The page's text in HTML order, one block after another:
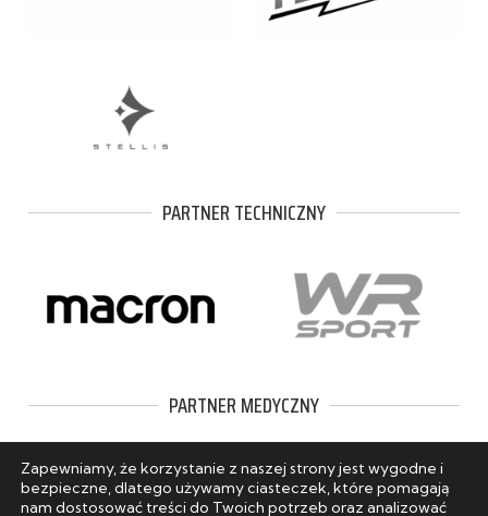
PARTNER TECHNICZNY
PARTNER MEDYCZNY
Zapewniamy, że korzystanie z naszej strony jest wygodne i
bezpieczne, dlatego używamy ciasteczek, które pomagają
nam dostosować treści do Twoich potrzeb oraz analizować